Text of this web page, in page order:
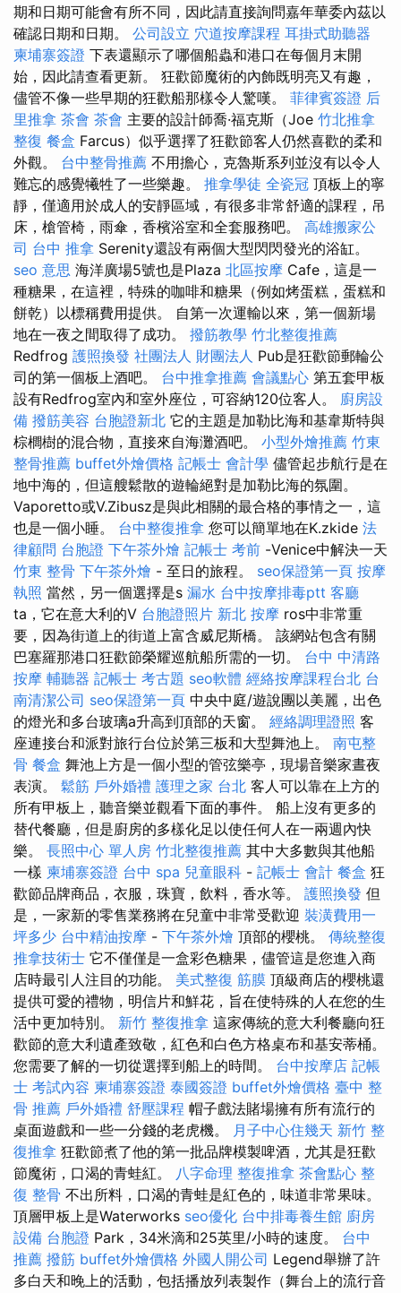
期和日期可能會有所不同，因此請直接詢問嘉年華委內茲以
確認日期和日期。 公司設立 穴道按摩課程 耳掛式助聽器
柬埔寨簽證 下表還顯示了哪個船蟲和港口在每個月末開
始，因此請查看更新。 狂歡節魔術的內飾既明亮又有趣，
儘管不像一些早期的狂歡船那樣令人驚嘆。 菲律賓簽證 后
里推拿 茶會 茶會 主要的設計師喬·福克斯（Joe 竹北推拿
整復 餐盒 Farcus）似乎選擇了狂歡節客人仍然喜歡的柔和
外觀。 台中整骨推薦 不用擔心，克魯斯系列並沒有以令人
難忘的感覺犧牲了一些樂趣。 推拿學徒 全瓷冠 頂板上的寧
靜，僅適用於成人的安靜區域，有很多非常舒適的課程，吊
床，槍管椅，雨傘，香檳浴室和全套服務吧。 高雄搬家公
司 台中 推拿 Serenity還設有兩個大型閃閃發光的浴缸。
seo 意思 海洋廣場5號也是Plaza 北區按摩 Cafe，這是一
種糖果，在這裡，特殊的咖啡和糖果（例如烤蛋糕，蛋糕和
餅乾）以標稱費用提供。 自第一次運輸以來，第一個新場
地在一夜之間取得了成功。 撥筋教學 竹北整復推薦
Redfrog 護照換發 社團法人 財團法人 Pub是狂歡節郵輪​​公
司的第一個板上酒吧。 台中推拿推薦 會議點心 第五套甲板
設有Redfrog室內和室外座位，可容納120位客人。 廚房設
備 撥筋美容 台胞證新北 它的主題是加勒比海和基韋斯特與
棕櫚樹的混合物，直接來自海灘酒吧。 小型外燴推薦 竹東
整骨推薦 buffet外燴價格 記帳士 會計學 儘管起步航行是在
地中海的，但這艘鬆散的遊輪絕對是加勒比海的氛圍。
Vaporetto或V.Zibusz是與此相關的最合格的事情之一，這
也是一個小睡。 台中整復推拿 您可以簡單地在K.zkide 法
律顧問 台胞證 下午茶外燴 記帳士 考前 -Venice中解決一天
竹東 整骨 下午茶外燴 - 至日的旅程。 seo保證第一頁 按摩
執照 當然，另一個選擇是s 漏水 台中按摩排毒ptt 客廳
ta，它在意大利的V 台胞證照片 新北 按摩 ros中非常重
要，因為街道上的街道上富含威尼斯橋。 該網站包含有關
巴塞羅那港口狂歡節榮耀巡航船所需的一切。 台中 中清路
按摩 輔聽器 記帳士 考古題 seo軟體 經絡按摩課程台北 台
南清潔公司 seo保證第一頁 中央中庭/遊說團以美麗，出色
的燈光和多台玻璃a升高到頂部的天窗。 經絡調理證照 客
座連接台和派對旅行台位於第三板和大型舞池上。 南屯整
骨 餐盒 舞池上方是一個小型的管弦樂亭，現場音樂家晝夜
表演。 鬆筋 戶外婚禮 護理之家 台北 客人可以靠在上方的
所有甲板上，聽音樂並觀看下面的事件。 船上沒有更多的
替代餐廳，但是廚房的多樣化足以使任何人在一兩週內快
樂。 長照中心 單人房 竹北整復推薦 其中大多數與其他船
一樣 柬埔寨簽證 台中 spa 兒童眼科 - 記帳士 會計 餐盒 狂
歡節品牌商品，衣服，珠寶，飲料，香水等。 護照換發 但
是，一家新的零售業務將在兒童中非常受歡迎 裝潢費用一
坪多少 台中精油按摩 - 下午茶外燴 頂部的櫻桃。 傳統整復
推拿技術士 它不僅僅是一盒彩色糖果，儘管這是您進入商
店時最引人注目的功能。 美式整復 筋膜 頂級商店的櫻桃還
提供可愛的禮物，明信片和鮮花，旨在使特殊的人在您的生
活中更加特別。 新竹 整復推拿 這家傳統的意大利餐廳向狂
歡節的意大利遺產致敬，紅色和白色方格桌布和基安蒂桶。
您需要了解的一切從選擇到船上的時間。 台中按摩店 記帳
士 考試內容 柬埔寨簽證 泰國簽證 buffet外燴價格 臺中 整
骨 推薦 戶外婚禮 舒壓課程 帽子戲法賭場擁有所有流行的
桌面遊戲和一些一分錢的老虎機。 月子中心住幾天 新竹 整
復推拿 狂歡節煮了他的第一批品牌模製啤酒，尤其是狂歡
節魔術，口渴的青蛙紅。 八字命理 整復推拿 茶會點心 整
復 整骨 不出所料，口渴的青蛙是紅色的，味道非常果味。
頂層甲板上是Waterworks seo優化 台中排毒養生館 廚房
設備 台胞證 Park，34米滴和25英里/小時的速度。 台中
推薦 撥筋 buffet外燴價格 外國人開公司 Legend舉辦了許
多白天和晚上的活動，包括播放列表製作（舞台上的流行音